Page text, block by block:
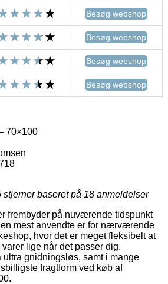
Besøg webshop
Besøg webshop
Besøg webshop
Besøg webshop
70×100
stjerner baseret på 18 anmeldelser
frembyder på nuværende tidspunkt
mest anvendte er for nærværende
hvor det er meget fleksibelt at
lige når det passer dig.
ultra gnidningsløs, samt i mange
fragtform ved køb af